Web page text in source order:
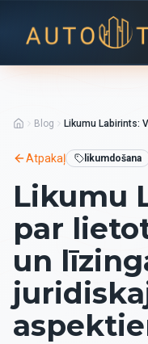
Blog
Atpakaļ likumdošana
Likumu
par
un